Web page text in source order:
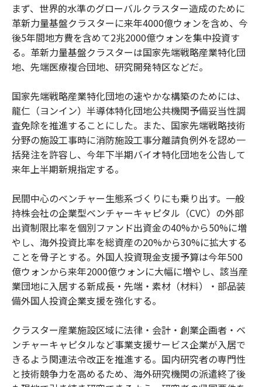
まず、世界的水準のグローバルクラスター造成のために
革新力量基盤クラスターに来年4000億ウォンを含め、今
後5年間地方費を含めて2兆2000億ウォンを集中投資す
る。革新力量基盤クラスターは国家先端戦略産業特化団
地、先端医療複合団地、研究開発特区などだ。
国家先端戦略産業特化団地の速やかな構築のためには、
龍仁（ヨンイン）半導体特化団地公共機関予備妥当性調
査免除を推進することにした。また、国家先端戦略技術
分野の施設工事時に消防施設工事分離請負例外を認め一
括発注を許容し、今年下半期バイオ特化団地を公告して
来年上半期新規指定する。
民間中心のベンチャー生態系づくりにも乗り出す。一般
持株会社の企業型ベンチャーキャピタル（CVC）の外部
出資制限比率を個別ファンド出資金の40%から50%に増
やし、海外投資比率を総資産の20%から30%に拡大する
ことを骨子とする。外国人投資現金支援予算は今年500
億ウォンから来年2000億ウォンに大幅に増やし、該当産
業団地に入居する新成長・先端・素材（材料）・部品装
備外国人投資企業支援を強化する。
クラスター産業施設区域に法律・会計・創業企画者・ベ
ンチャーキャピタルなど事業支援サービス企業が入居で
きるよう関連法令改正を推進する。国内研究者の専門性
と技術競争力を高めるため、海外研究機関の派遣終了後